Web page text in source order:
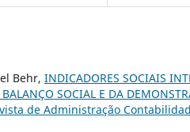
Behr, INDICADORES SOCIAIS
SOCIAL E DA
de Administração